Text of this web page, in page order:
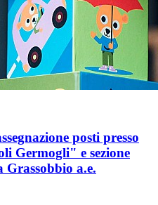
posti presso
Germogli" e sezione
a.e.